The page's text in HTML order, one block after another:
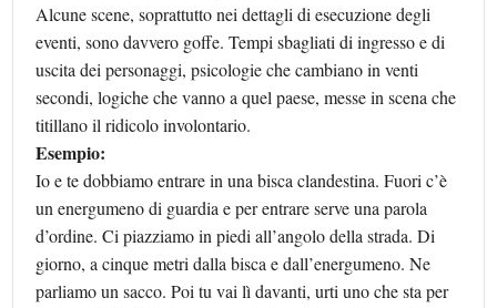
Alcune scene, soprattutto nei dettagli di esecuzione degli
eventi, sono davvero goffe. Tempi sbagliati di ingresso e di
uscita dei personaggi, psicologie che cambiano in venti
secondi, logiche che vanno a quel paese, messe in scena che
titillano il ridicolo involontario.
Esempio:
Io e te dobbiamo entrare in una bisca clandestina. Fuori c’è
un energumeno di guardia e per entrare serve una parola
d’ordine. Ci piazziamo in piedi all’angolo della strada. Di
giorno, a cinque metri dalla bisca e dall’energumeno. Ne
parliamo un sacco. Poi tu vai lì davanti, urti uno che sta per